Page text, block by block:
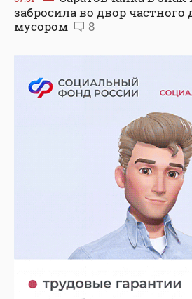
забросила во двор
мусором
8